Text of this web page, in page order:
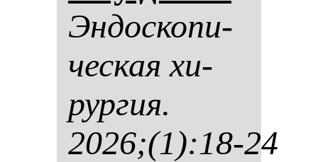
Эн­дос­ко­пи­
чес­кая хи­
рур­гия.
2026;(1):18-24